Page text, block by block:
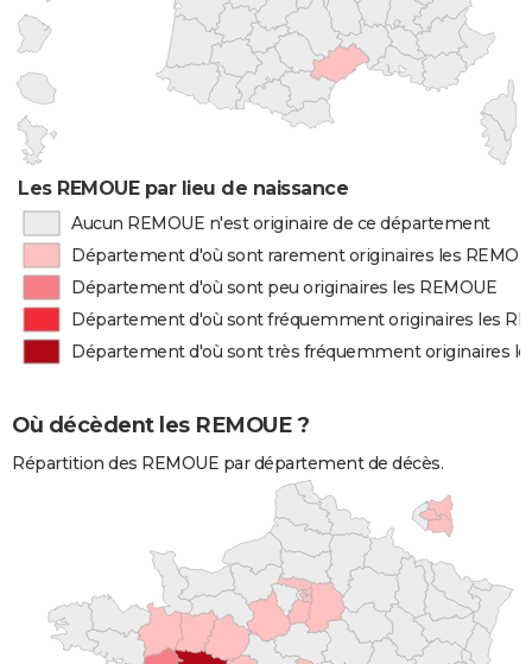
Les REMOUE par lieu de naissance
Aucun REMOUE n'est originaire de ce département
Département d'où sont rarement originaires les
Département d'où sont peu originaires les REMOUE
Département d'où sont fréquemment originaires les
Département d'où sont très fréquemment originaires
Où décèdent les REMOUE ?
Répartition des REMOUE par département de décès.